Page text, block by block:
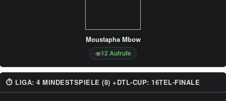
Moustapha Mbow
👁12 Aufrufe
⏱ LIGA: 4 MINDESTSPIELE (8) +DTL-CUP: 16TEL-FINALE